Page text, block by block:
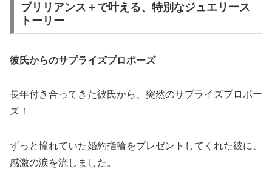
ブリリアンス＋で叶える、特別なジュエリース
トーリー
彼氏からのサプライズプロポーズ
長年付き合ってきた彼氏から、突然のサプライズプロポー
ズ！
ずっと憧れていた婚約指輪をプレゼントしてくれた彼に、
感激の涙を流しました。